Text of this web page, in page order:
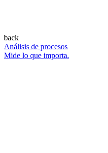
back
Análisis de procesos
Mide lo que importa.